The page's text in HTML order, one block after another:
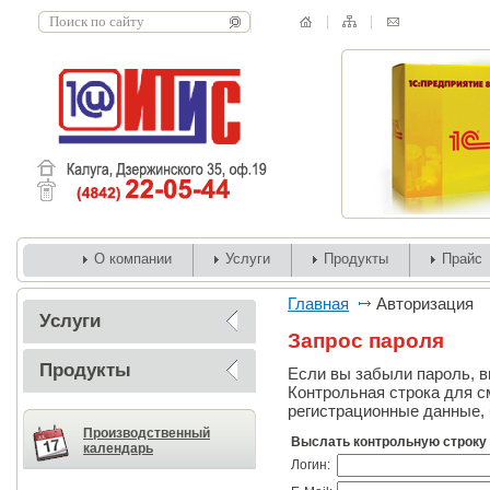
О компании Услуги Продукты Прайс
Услуги
Продукты
Производственный
календарь
Главная Авторизация
Запрос пароля
Если вы забыли пароль,
Контрольная строка для
регистрационные
Выслать контрольную строку
Логин: